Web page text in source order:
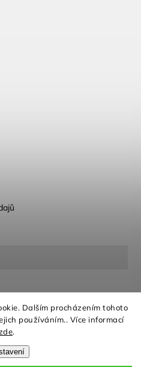
Dalším procházením tohoto
používáním.. Více informací
.